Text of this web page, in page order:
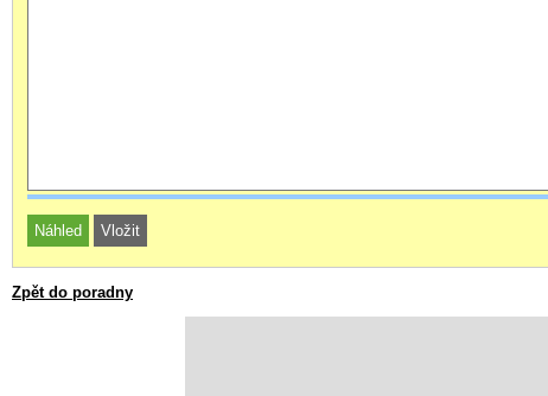
Zpět do poradny